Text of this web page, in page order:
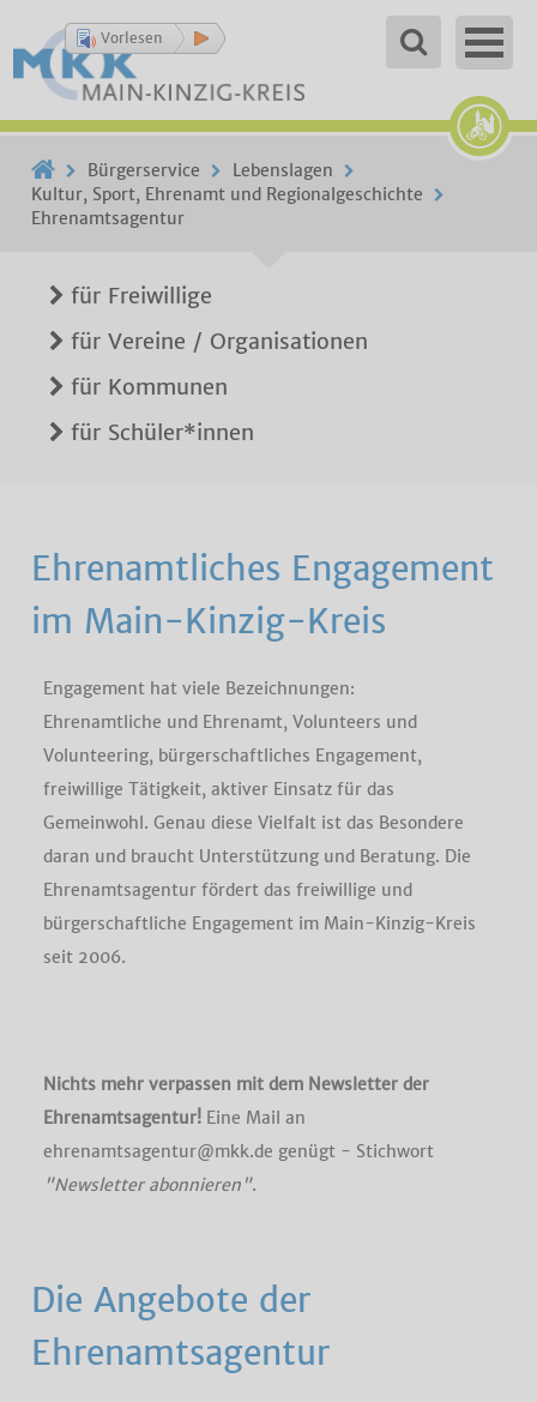
Vorlesen
Bürgerservice
Lebenslagen
Kultur, Sport, Ehrenamt und Regionalgeschichte
Ehrenamtsagentur
für Freiwillige
für Vereine / Organisationen
für Kommunen
für Schüler*innen
Ehrenamtliches Engagement
im Main-Kinzig-Kreis
Engagement hat viele Bezeichnungen:
Ehrenamtliche und Ehrenamt, Volunteers und
Volunteering, bürgerschaftliches Engagement,
freiwillige Tätigkeit, aktiver Einsatz für das
Gemeinwohl. Genau diese Vielfalt ist das Besondere
daran und braucht Unterstützung und Beratung. Die
Ehrenamtsagentur fördert das freiwillige und
bürgerschaftliche Engagement im Main-Kinzig-Kreis
seit 2006.
Nichts mehr verpassen mit dem Newsletter der
Ehrenamtsagentur!Eine Mail an
ehrenamtsagentur@mkk.de genügt - Stichwort
"Newsletter abonnieren".
Die Angebote der
Ehrenamtsagentur